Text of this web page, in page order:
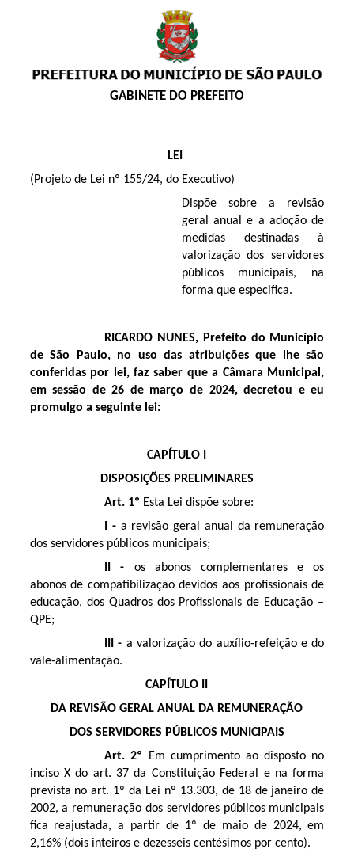
GABINETE DO PREFEITO
LEI
(Projeto de Lei nº 155/24, do Executivo)
Dispõe sobre a revisão
geral anual e a adoção de
medidas destinadas à
valorização dos servidores
públicos municipais, na
forma que especifica.
RICARDO NUNES, Prefeito do Município
de São Paulo, no uso das atribuições que lhe são
conferidas por lei, faz saber que a Câmara Municipal,
em sessão de 26 de março de 2024, decretou e eu
promulgo a seguinte lei:
CAPÍTULO I
DISPOSIÇÕES PRELIMINARES
Art. 1º Esta Lei dispõe sobre:
I -a revisão geral anual da remuneração
dos servidores públicos municipais;
II - os abonos complementares e os
abonos de compatibilização devidos aos profissionais de
educação, dos Quadros dos Profissionais de Educação –
QPE;
III - a valorização do auxílio-refeição e do
vale-alimentação.
CAPÍTULO II
DA REVISÃO GERAL ANUAL DA REMUNERAÇÃO
DOS SERVIDORES PÚBLICOS MUNICIPAIS
Art. 2º Em cumprimento ao disposto no
inciso X do art. 37 da Constituição Federal e na forma
prevista no art. 1º da Lei nº 13.303, de 18 de janeiro de
2002, a remuneração dos servidores públicos municipais
fica reajustada, a partir de 1º de maio de 2024, em
2,16% (dois inteiros e dezesseis centésimos por cento).